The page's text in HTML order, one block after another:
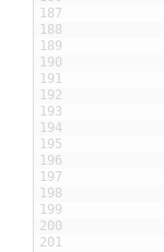
187
188
189
190
191
192
193
194
195
196
197
198
199
200
201